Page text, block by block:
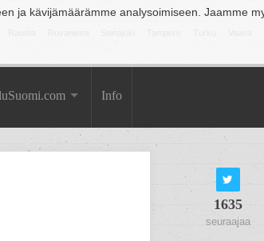
ja kävijämäärämme analysoimiseen. Jaamme
Info
1635
seuraajaa